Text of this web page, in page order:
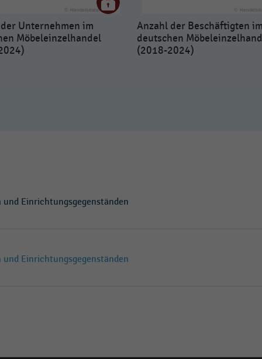
Unternehmen im
Möbeleinzelhandel
Anzahl der Beschäftigten im
deutschen
(2018-2024)
Einrichtungsgegenständen
Einrichtungsgegenständen